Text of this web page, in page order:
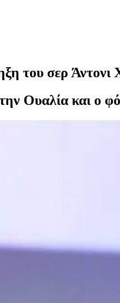
του σερ Άντονι
Ουαλία και ο